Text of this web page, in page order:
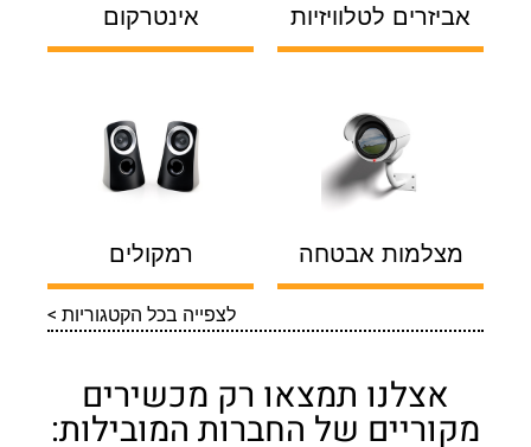
אביזרים לטלוויזיות אינטרקום
מצלמות אבטחה רמקולים
לצפייה בכל הקטגוריות >
אצלנו תמצאו רק מכשירים
מקוריים של החברות המובילות: